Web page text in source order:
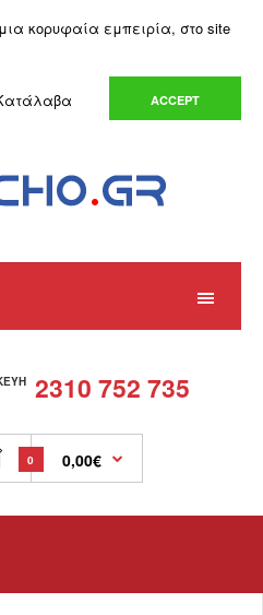
κορυφαία εμπειρία, στο site
ACCEPT
Επιθυμιών (0)
Καλάθι Αγορών
2310 752 735
0 0,00€